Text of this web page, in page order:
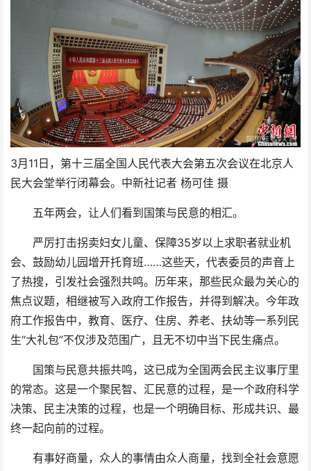
3月11日，第十三届全国人民代表大会第五次会议在北京人
民大会堂举行闭幕会。中新社记者 杨可佳 摄
五年两会，让人们看到国策与民意的相汇。
严厉打击拐卖妇女儿童、保障35岁以上求职者就业机
会、鼓励幼儿园增开托育班……这些天，代表委员的声音上
了热搜，引发社会强烈共鸣。历年来，那些民众最为关心的
焦点议题，相继被写入政府工作报告，并得到解决。今年政
府工作报告中，教育、医疗、住房、养老、扶幼等一系列民
生“大礼包”不仅涉及范围广，且无不切中当下民生痛点。
国策与民意共振共鸣，这已成为全国两会民主议事厅里
的常态。这是一个聚民智、汇民意的过程，是一个政府科学
决策、民主决策的过程，也是一个明确目标、形成共识、最
终一起向前的过程。
有事好商量，众人的事情由众人商量，找到全社会意愿